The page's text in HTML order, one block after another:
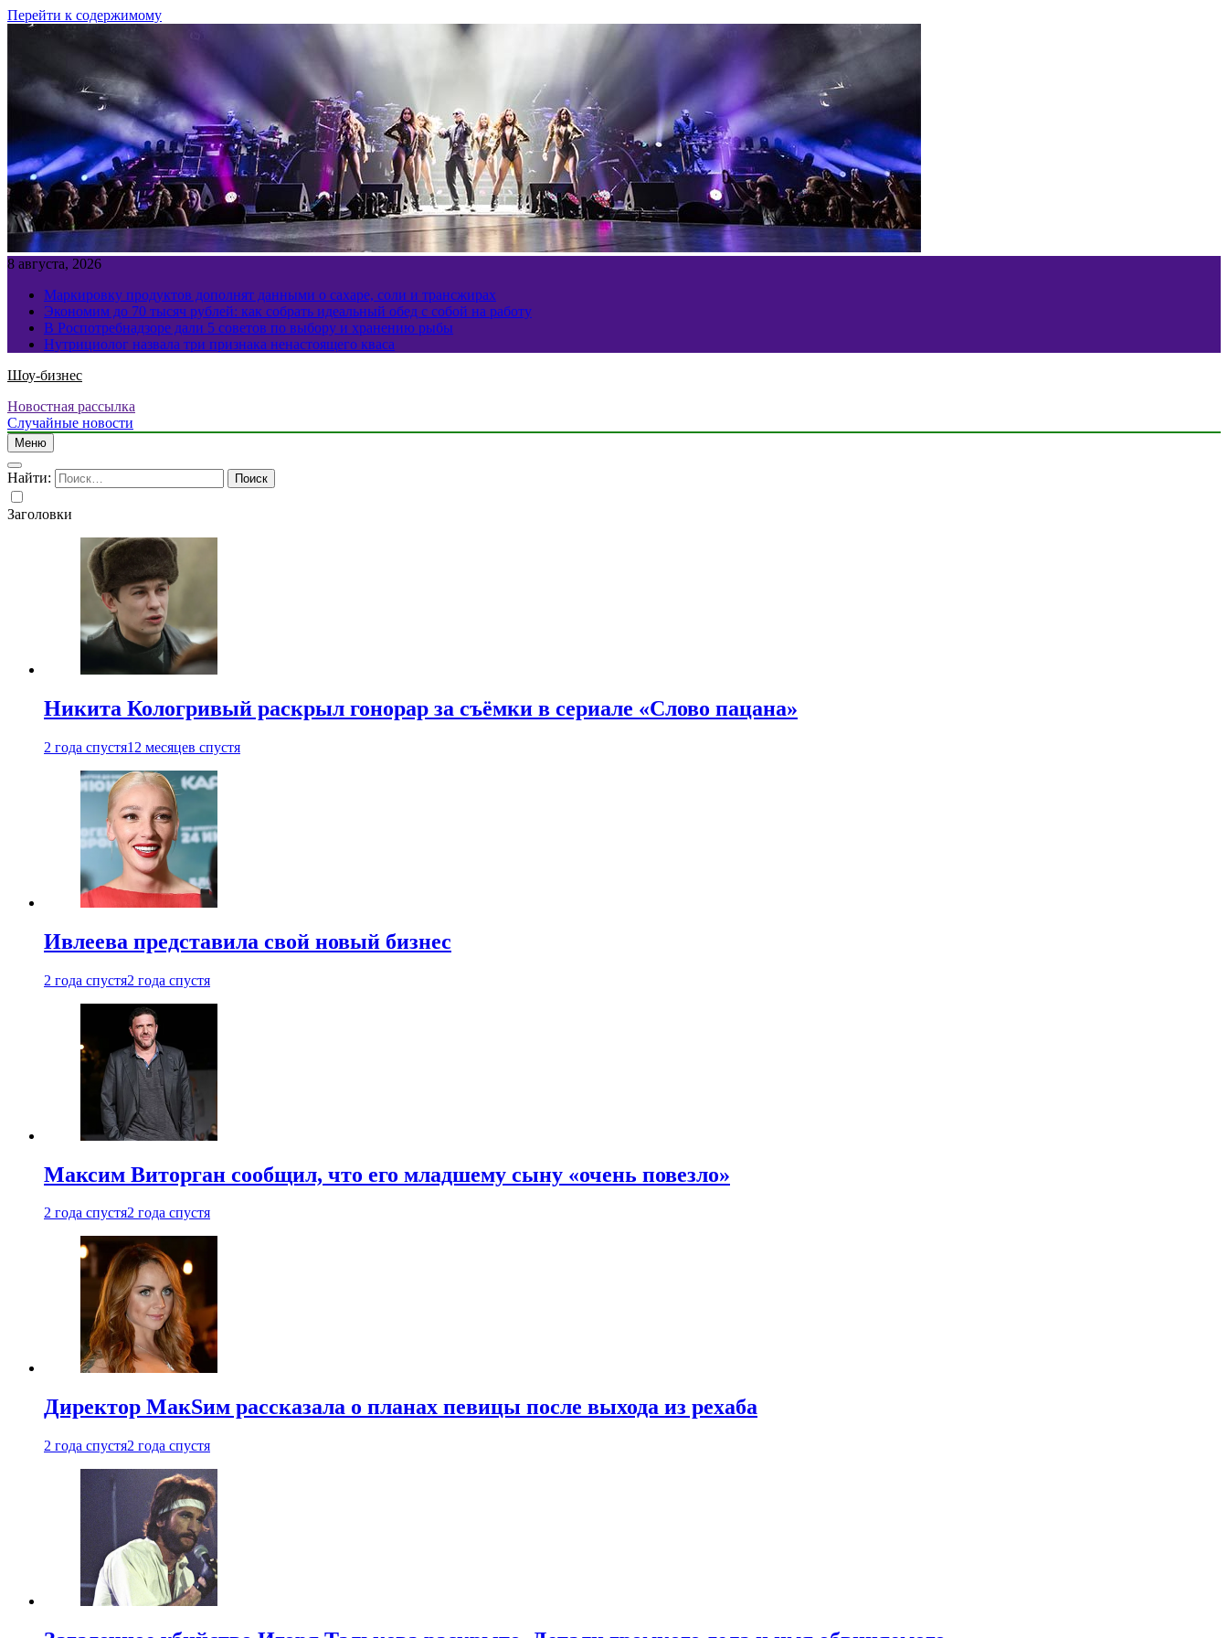
Перейти к содержимому
8 августа, 2026
Маркировку продуктов дополнят данными о сахаре, соли и трансжирах
Экономим до 70 тысяч рублей: как собрать идеальный обед с собой на работу
В Роспотребнадзоре дали 5 советов по выбору и хранению рыбы
Нутрициолог назвала три признака ненастоящего кваса
Шоу-бизнес
Новостная рассылка
Случайные новости
Меню
Найти:
Заголовки
Никита Кологривый раскрыл гонорар за съёмки в сериале «Слово пацана»
2 года спустя12 месяцев спустя
Ивлеева представила свой новый бизнес
2 года спустя2 года спустя
Максим Виторган сообщил, что его младшему сыну «очень повезло»
2 года спустя2 года спустя
Директор МакSим рассказала о планах певицы после выхода из рехаба
2 года спустя2 года спустя